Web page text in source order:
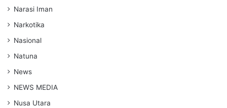
Narasi Iman
Narkotika
Nasional
Natuna
News
NEWS MEDIA
Nusa Utara